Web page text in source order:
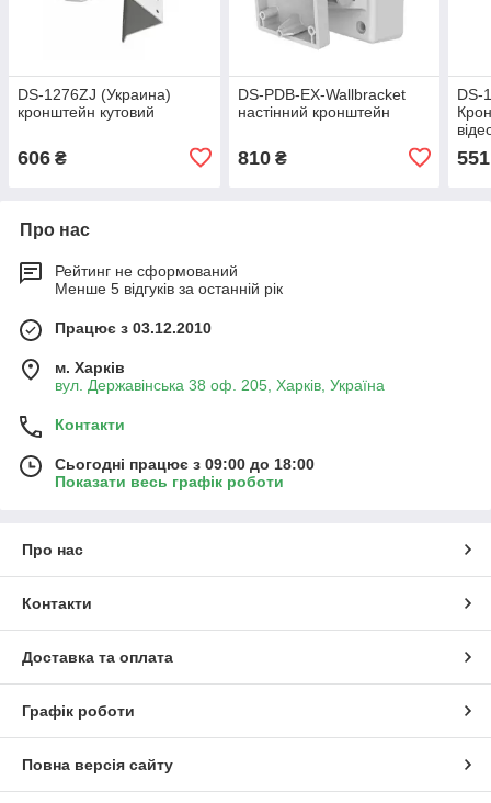
DS-1276ZJ (Украина)
кронштейн кутовий
606 ₴
DS-PDB-EX-Wallbracket
настінний кронштейн
810₴
DS-
551
Про нас
Рейтинг не сформований
Менше 5 відгуків за останній рік
Працює з 03.12.2010
м. Харків
вул. Державінська 38 оф. 205, Харків, Україна
Контакти
Сьогодні працює з 09:00 до 18:00
Показати весь графік роботи
Про нас
Контакти
Доставка та оплата
Графік роботи
Повна версія сайту